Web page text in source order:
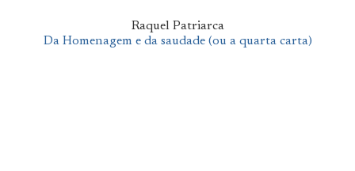
Raquel Patriarca
Da Homenagem e da saudade (ou a quarta carta)